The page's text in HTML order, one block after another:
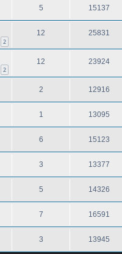
5 15137
2
12 25831
2
12 23924
2 12916
1 13095
6 15123
3 13377
5 14326
7 16591
3 13945